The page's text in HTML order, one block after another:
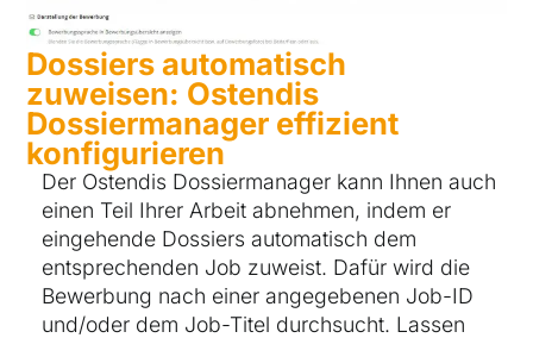
Dossiers automatisch
zuweisen: Ostendis
Dossiermanager effizient
konfigurieren
Der Ostendis Dossiermanager kann Ihnen auch
einen Teil Ihrer Arbeit abnehmen, indem er
eingehende Dossiers automatisch dem
entsprechenden Job zuweist. Dafür wird die
Bewerbung nach einer angegebenen Job-ID
und/oder dem Job-Titel durchsucht. Lassen